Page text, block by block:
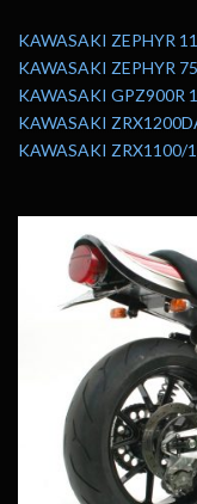
KAWASAKI ZEPHYR
KAWASAKI ZEPHYR
KAWASAKI GPZ900R
KAWASAKI
KAWASAKI ZRX1100/